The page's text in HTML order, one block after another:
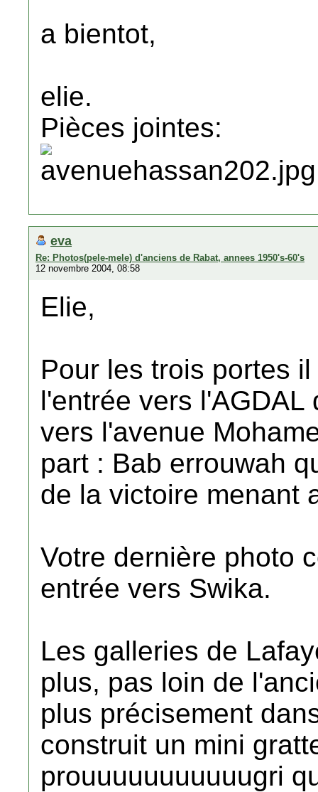
a bientot,
elie.
Pièces jointes:
eva
Re: Photos(pele-mele) d'anciens de Rabat, annees 1950's-60's
12 novembre 2004, 08:58
Elie,
Pour les trois portes
l'entrée vers
vers l'avenue
part : Bab errouwah
de la victoire menant
Votre dernière photo
entrée vers Swika.
Les galleries de
plus, pas loin de
plus précisement
construit un mini
prouuuuuuuuuuugri